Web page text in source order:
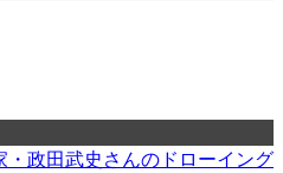
・政田武史さんのドローイング